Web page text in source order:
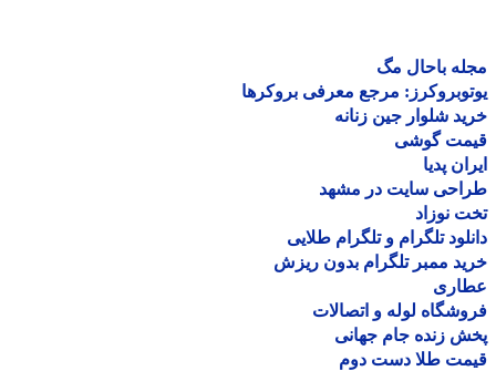
باحال مگ
مرجع معرفی بروکرها
شلوار جین زنانه
گوشی
پدیا
سایت در مشهد
نوزاد
تلگرام و تلگرام طلایی
ممبر تلگرام بدون ریزش
لوله و اتصالات
زنده جام جهانی
طلا دست دوم